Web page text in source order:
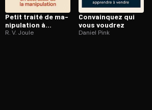
Petit traité de ma­
ni­pu­la­tion à
l’usage des
R. V. Joule
Convainquez qui
vous voudrez
Daniel Pink